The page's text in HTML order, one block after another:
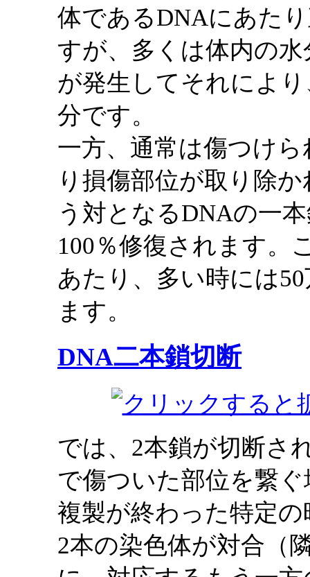
体であるDNAにあた
すが、多くは体内の
が発生してそれによ
分です。
一方、通常は傷つけ
り損傷部位が取り除
う対となるDNAの一
100％修復されます。
あたり、多い時には
ます。
DNA二本鎖切断
では、2本鎖が切断さ
で傷ついた部位を繋
複製が終わった特定
2本の染色体が対合（